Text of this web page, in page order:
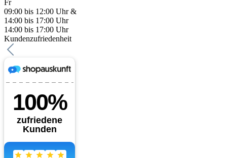
Fr
09:00 bis 12:00 Uhr &
14:00 bis 17:00 Uhr
14:00 bis 17:00 Uhr
Kundenzufriedenheit